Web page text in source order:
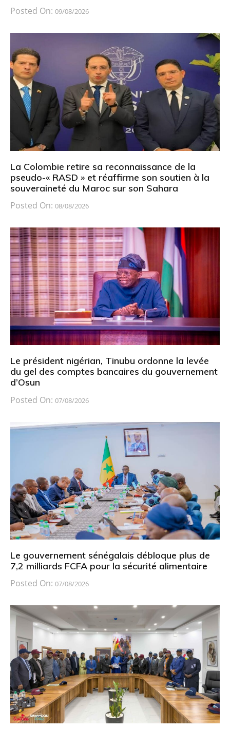
Posted On: 09/08/2026
La Colombie retire sa reconnaissance de la
pseudo-« RASD » et réaffirme son soutien à la
souveraineté du Maroc sur son Sahara
Posted On: 08/08/2026
Le président nigérian, Tinubu ordonne la levée
du gel des comptes bancaires du gouvernement
d’Osun
Posted On: 07/08/2026
Le gouvernement sénégalais débloque plus de
7,2 milliards FCFA pour la sécurité alimentaire
Posted On: 07/08/2026